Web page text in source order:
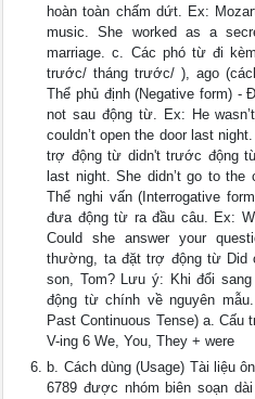
hoàn toàn chấm dứt. Ex:
music. She worked as a
marriage. c. Các phó từ đi
trước/ tháng trước/ ), ago
Thể phủ định (Negative form) -
not sau động từ. Ex: He
couldn’t open the door last
trợ động từ didn't trước động
last night. She didn’t go to
Thể nghi vấn (Interrogative
đưa động từ ra đầu câu. Ex:
Could she answer your
thường, ta đặt trợ động từ Did
son, Tom? Lưu ý: Khi đổi
động từ chính về nguyên
Past Continuous Tense) a.
V-ing 6 We, You, They + were
b. Cách dùng (Usage) Tài liệu
6789 được nhóm biên soạn